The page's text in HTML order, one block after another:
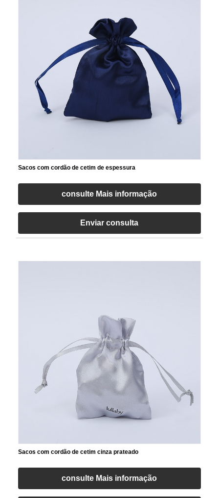
Sacos com cordão de cetim de espessura
consulte Mais informação
Enviar consulta
Sacos com cordão de cetim cinza prateado
consulte Mais informação